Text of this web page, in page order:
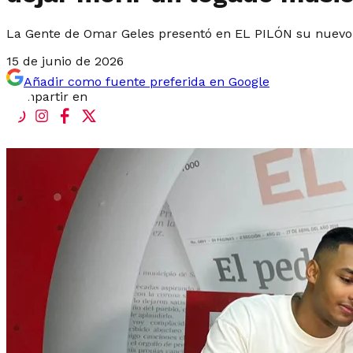
La Gente de Omar Geles presentó en EL PILÓN su
15 de junio de 2026
Añadir como fuente preferida en Google
Compartir en